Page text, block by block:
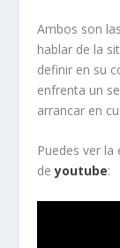
Ambos son
hablar de la
definir en su
enfrenta un
arrancar en
Puedes ver
deyoutube: